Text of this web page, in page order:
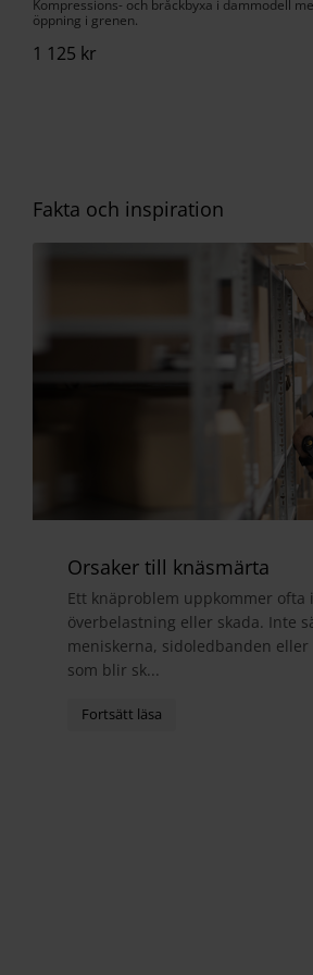
Kompressions- och bråckbyxa i dammodell
öppning i grenen.
1 125 kr
Fakta och inspiration
Orsaker till knäsmärta
Ett knäproblem uppkommer ofta
överbelastning eller skada. Inte
meniskerna, sidoledbanden
som blir sk...